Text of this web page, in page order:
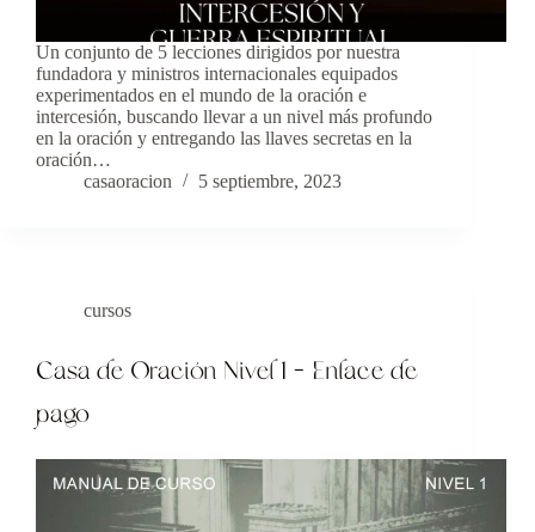
Un conjunto de 5 lecciones dirigidos por nuestra
fundadora y ministros internacionales equipados
experimentados en el mundo de la oración e
intercesión, buscando llevar a un nivel más profundo
en la oración y entregando las llaves secretas en la
oración…
casaoracion
5 septiembre, 2023
cursos
Casa de Oración Nivel 1 – Enlace de
pago